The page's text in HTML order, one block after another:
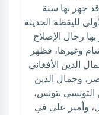
جهر بها سنة
الأولى لليقظة الحديثة
رجال الإصلاح
وغيرها، فظهر
الدين الأفغاني
وجمال الدين
التونسي بتونس،
وأمير علي في